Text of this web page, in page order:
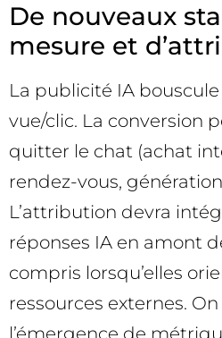
De nouveaux
mesure et
La publicité IA
vue/clic. La conversion
quitter le chat (achat
rendez-vous,
L’attribution devra
réponses IA en amont
compris lorsqu’elles
ressources externes.
l’émergence de